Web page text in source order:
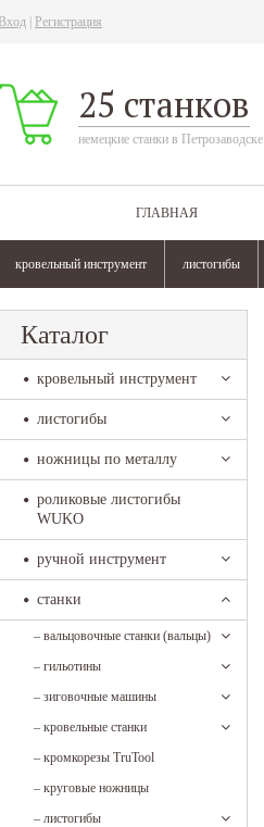
Вход Регистрация
25 станков
немецкие станки в Петрозаводске
ГЛАВНАЯ
кровельный инструмент листогибы
Каталог
кровельный инструмент
листогибы
ножницы по металлу
роликовые листогибы
WUKO
ручной инструмент
станки
– вальцовочные станки (вальцы)
– гильотины
– зиговочные машины
– кровельные станки
– кромкорезы TruTool
– круговые ножницы
– листогибы